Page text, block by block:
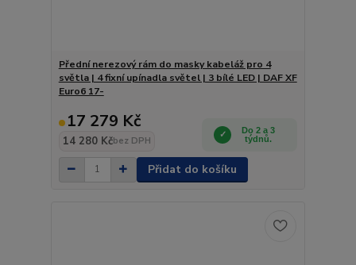
Přední nerezový rám do masky kabeláž pro 4
světla | 4 fixní upínadla světel | 3 bílé LED | DAF XF
Euro6 17-
17 279 Kč
14 280 Kčbez DPH
Do 2 a 3
týdnů.
Přidat do košíku